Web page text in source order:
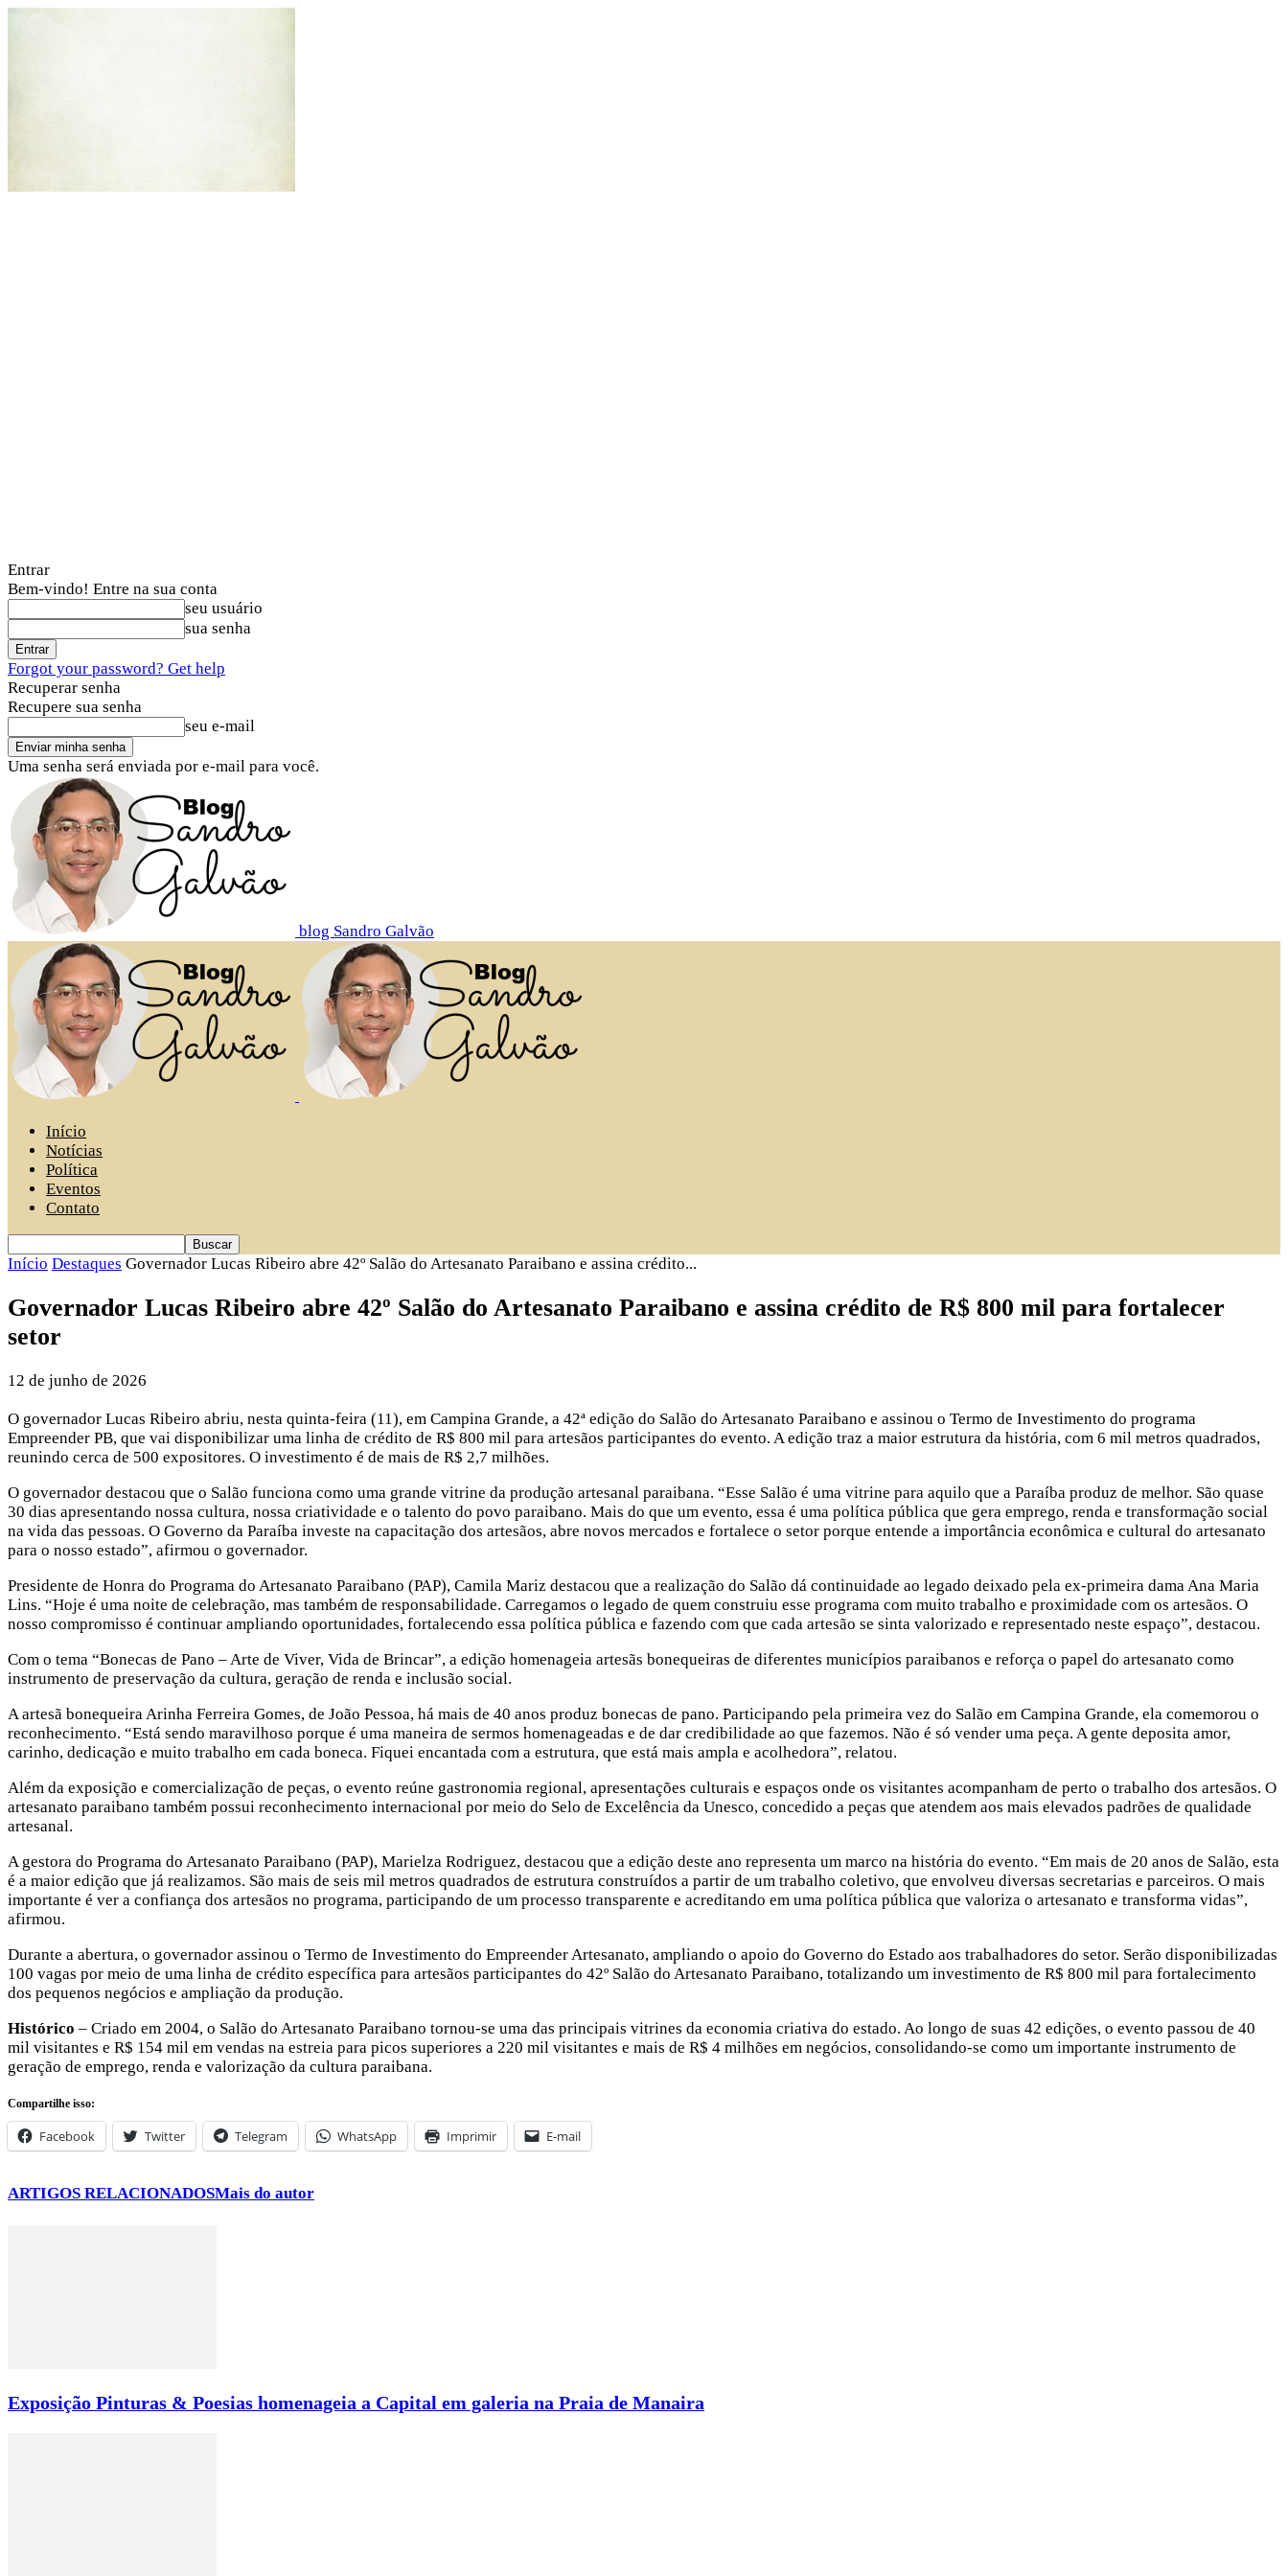
Entrar
Bem-vindo! Entre na sua conta
seu usuário
sua senha
Forgot your password? Get help
Recuperar senha
Recupere sua senha
seu e-mail
Uma senha será enviada por e-mail para você.
blog Sandro Galvão
Início
Notícias
Política
Eventos
Contato
Início Destaques Governador Lucas Ribeiro abre 42º Salão do Artesanato Paraibano e assina crédito...
Governador Lucas Ribeiro abre 42º Salão do Artesanato Paraibano e assina crédito de R$ 800 mil para fortalecer
setor
12 de junho de 2026
O governador Lucas Ribeiro abriu, nesta quinta-feira (11), em Campina Grande, a 42ª edição do Salão do Artesanato Paraibano e assinou o Termo de Investimento do programa
Empreender PB, que vai disponibilizar uma linha de crédito de R$ 800 mil para artesãos participantes do evento. A edição traz a maior estrutura da história, com 6 mil metros quadrados,
reunindo cerca de 500 expositores. O investimento é de mais de R$ 2,7 milhões.
O governador destacou que o Salão funciona como uma grande vitrine da produção artesanal paraibana. “Esse Salão é uma vitrine para aquilo que a Paraíba produz de melhor. São quase
30 dias apresentando nossa cultura, nossa criatividade e o talento do povo paraibano. Mais do que um evento, essa é uma política pública que gera emprego, renda e transformação social
na vida das pessoas. O Governo da Paraíba investe na capacitação dos artesãos, abre novos mercados e fortalece o setor porque entende a importância econômica e cultural do artesanato
para o nosso estado”, afirmou o governador.
Presidente de Honra do Programa do Artesanato Paraibano (PAP), Camila Mariz destacou que a realização do Salão dá continuidade ao legado deixado pela ex-primeira dama Ana Maria
Lins. “Hoje é uma noite de celebração, mas também de responsabilidade. Carregamos o legado de quem construiu esse programa com muito trabalho e proximidade com os artesãos. O
nosso compromisso é continuar ampliando oportunidades, fortalecendo essa política pública e fazendo com que cada artesão se sinta valorizado e representado neste espaço”, destacou.
Com o tema “Bonecas de Pano – Arte de Viver, Vida de Brincar”, a edição homenageia artesãs bonequeiras de diferentes municípios paraibanos e reforça o papel do artesanato como
instrumento de preservação da cultura, geração de renda e inclusão social.
A artesã bonequeira Arinha Ferreira Gomes, de João Pessoa, há mais de 40 anos produz bonecas de pano. Participando pela primeira vez do Salão em Campina Grande, ela comemorou o
reconhecimento. “Está sendo maravilhoso porque é uma maneira de sermos homenageadas e de dar credibilidade ao que fazemos. Não é só vender uma peça. A gente deposita amor,
carinho, dedicação e muito trabalho em cada boneca. Fiquei encantada com a estrutura, que está mais ampla e acolhedora”, relatou.
Além da exposição e comercialização de peças, o evento reúne gastronomia regional, apresentações culturais e espaços onde os visitantes acompanham de perto o trabalho dos artesãos. O
artesanato paraibano também possui reconhecimento internacional por meio do Selo de Excelência da Unesco, concedido a peças que atendem aos mais elevados padrões de qualidade
artesanal.
A gestora do Programa do Artesanato Paraibano (PAP), Marielza Rodriguez, destacou que a edição deste ano representa um marco na história do evento. “Em mais de 20 anos de Salão, esta
é a maior edição que já realizamos. São mais de seis mil metros quadrados de estrutura construídos a partir de um trabalho coletivo, que envolveu diversas secretarias e parceiros. O mais
importante é ver a confiança dos artesãos no programa, participando de um processo transparente e acreditando em uma política pública que valoriza o artesanato e transforma vidas”,
afirmou.
Durante a abertura, o governador assinou o Termo de Investimento do Empreender Artesanato, ampliando o apoio do Governo do Estado aos trabalhadores do setor. Serão disponibilizadas
100 vagas por meio de uma linha de crédito específica para artesãos participantes do 42º Salão do Artesanato Paraibano, totalizando um investimento de R$ 800 mil para fortalecimento
dos pequenos negócios e ampliação da produção.
Histórico – Criado em 2004, o Salão do Artesanato Paraibano tornou-se uma das principais vitrines da economia criativa do estado. Ao longo de suas 42 edições, o evento passou de 40
mil visitantes e R$ 154 mil em vendas na estreia para picos superiores a 220 mil visitantes e mais de R$ 4 milhões em negócios, consolidando-se como um importante instrumento de
geração de emprego, renda e valorização da cultura paraibana.
Compartilhe isso:
Facebook Twitter Telegram WhatsApp Imprimir E-mail
ARTIGOS RELACIONADOSMais do autor
Exposição Pinturas & Poesias homenageia a Capital em galeria na Praia de Manaira